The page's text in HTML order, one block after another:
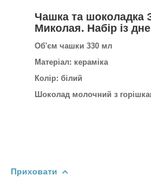
Чашка та шоколадка
Миколая. Набір із
Об'єм чашки 330 мл
Матеріал: кераміка
Колір: білий
Шоколад молочний з
Приховати